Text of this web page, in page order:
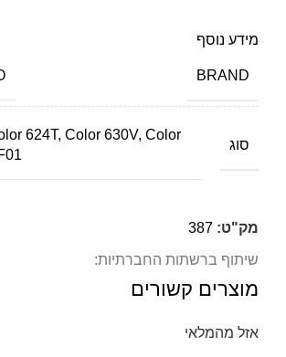
מידע נוסף
BRAND
סוג
624T, Color 630V, Color
מק"ט: 387
שיתוף ברשתות החברתיות:
מוצרים קשורים
אזל מהמלאי